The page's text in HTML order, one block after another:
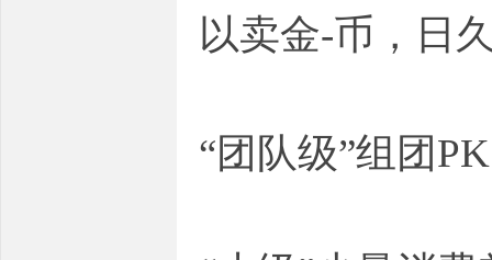
以卖金-币，日
“团队级”组团